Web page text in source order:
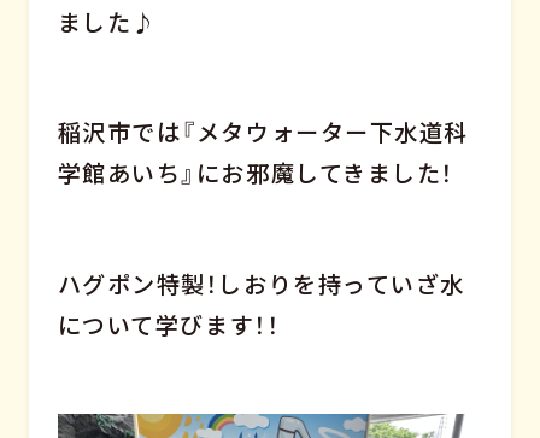
ました♪
稲沢市では『メタウォーター下水道科
学館あいち』にお邪魔してきました！
ハグポン特製！しおりを持っていざ水
について学びます！！